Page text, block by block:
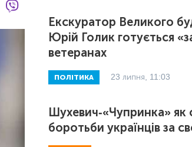
Екскуратор Великого
Юрій Голик готується
ветеранах
ПОЛІТИКА 23 липня, 11:03
Шухевич-«Чупринка» як
боротьби українців за